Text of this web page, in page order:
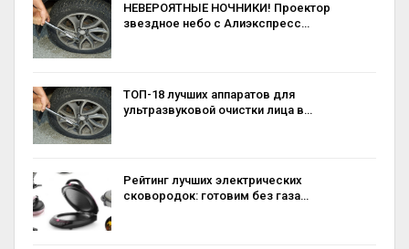
НЕВЕРОЯТНЫЕ НОЧНИКИ! Проектор
звездное небо с Алиэкспресс…
ТОП-18 лучших аппаратов для
ультразвуковой очистки лица в…
Рейтинг лучших электрических
сковородок: готовим без газа…